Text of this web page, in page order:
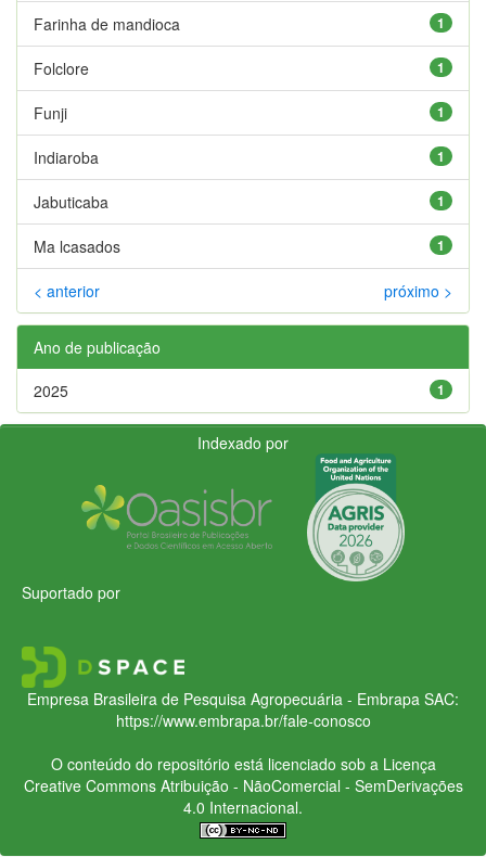
1
Farinha de mandioca
1
Folclore
1
Funji
1
Indiaroba
1
Jabuticaba
1
Ma lcasados
< anterior próximo >
Ano de publicação
1
2025
Indexado por
Suportado por
Empresa Brasileira de Pesquisa Agropecuária - Embrapa SAC:
https://www.embrapa.br/fale-conosco
O conteúdo do repositório está licenciado sob a Licença
Creative CommonsAtribuição - NãoComercial - SemDerivações
4.0 Internacional.